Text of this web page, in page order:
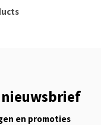
nieuwsbrief
en promoties